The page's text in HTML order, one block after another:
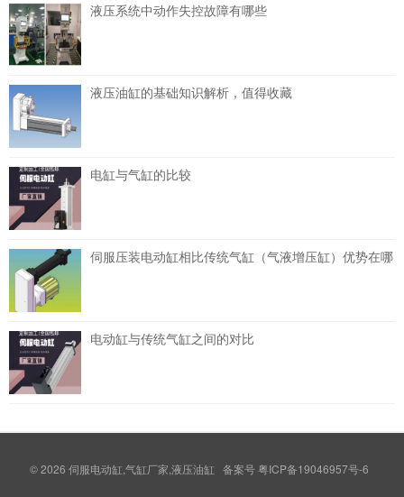
液压系统中动作失控故障有哪些
液压油缸的基础知识解析，值得收藏
电缸与气缸的比较
伺服压装电动缸相比传统气缸（气液增压缸）优势在哪
电动缸与传统气缸之间的对比
© 2026 伺服电动缸,气缸厂家,液压油缸 备案号粤ICP备19046957号-6